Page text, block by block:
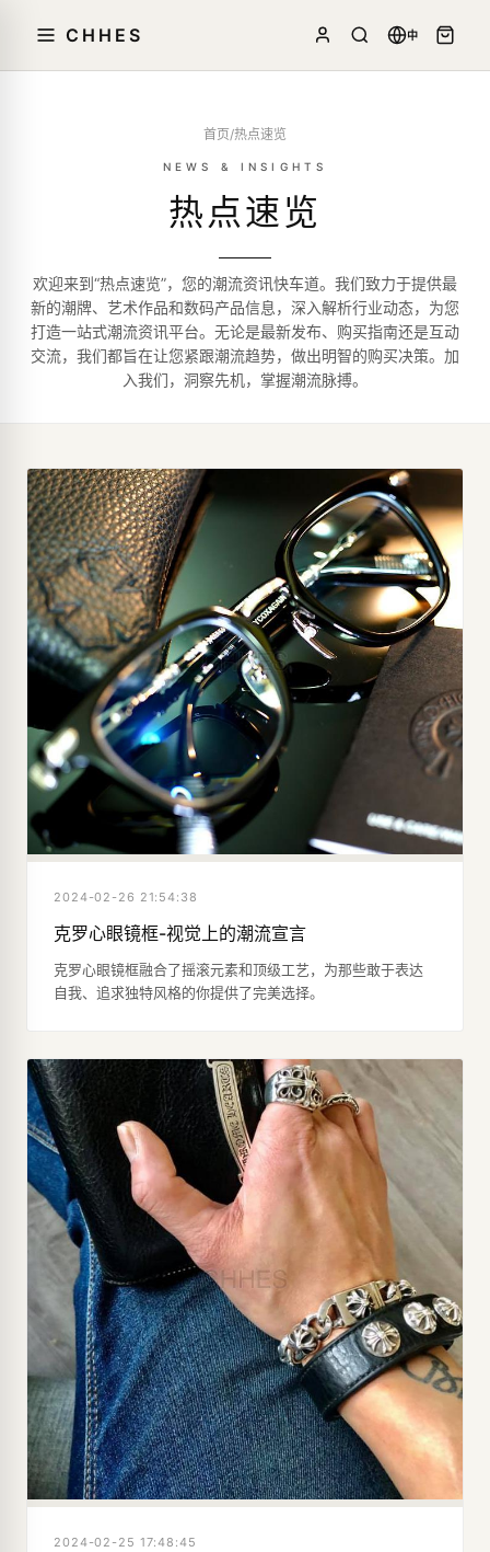
CHHES 中
首页/热点速览
NEWS & INSIGHTS
热点速览
欢迎来到“热点速览”，您的潮流资讯快车道。我们致力于提供最
新的潮牌、艺术作品和数码产品信息，深入解析行业动态，为您
打造一站式潮流资讯平台。无论是最新发布、购买指南还是互动
交流，我们都旨在让您紧跟潮流趋势，做出明智的购买决策。加
入我们，洞察先机，掌握潮流脉搏。
2024-02-26 21:54:38
克罗心眼镜框-视觉上的潮流宣言
克罗心眼镜框融合了摇滚元素和顶级工艺，为那些敢于表达
自我、追求独特风格的你提供了完美选择。
2024-02-25 17:48:45